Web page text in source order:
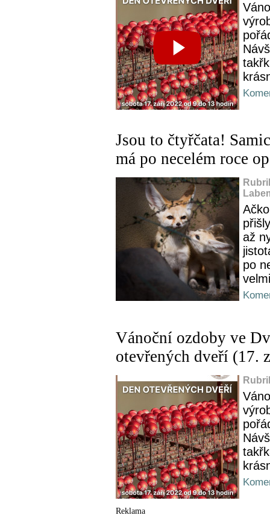
Jsou to čtyřčata!
má po necelém roce
až
po
Vánoční ozdoby ve
otevřených dveří (17.
Reklama